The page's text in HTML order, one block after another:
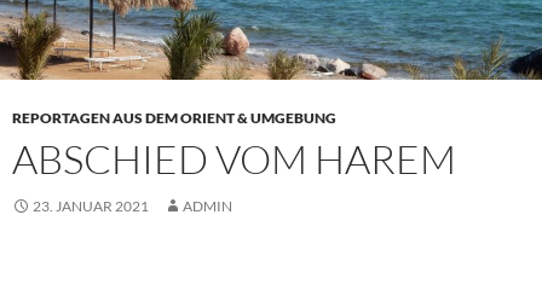
REPORTAGEN AUS DEM ORIENT & UMGEBUNG
ABSCHIED VOM HAREM
23. JANUAR 2021 ADMIN